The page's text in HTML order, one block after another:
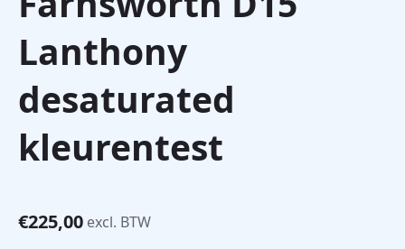
Lanthony
desaturated
kleurentest
€225,00 excl. BTW